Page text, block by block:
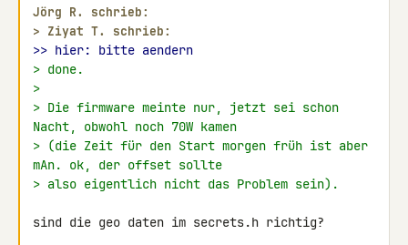
Jörg R. schrieb:
> Ziyat T. schrieb:
>> hier: bitte aendern
> done.
>
> Die firmware meinte nur, jetzt sei schon
Nacht, obwohl noch 70W kamen
> (die Zeit für den Start morgen früh ist aber
mAn. ok, der offset sollte
> also eigentlich nicht das Problem sein).
sind die geo daten im secrets.h richtig?